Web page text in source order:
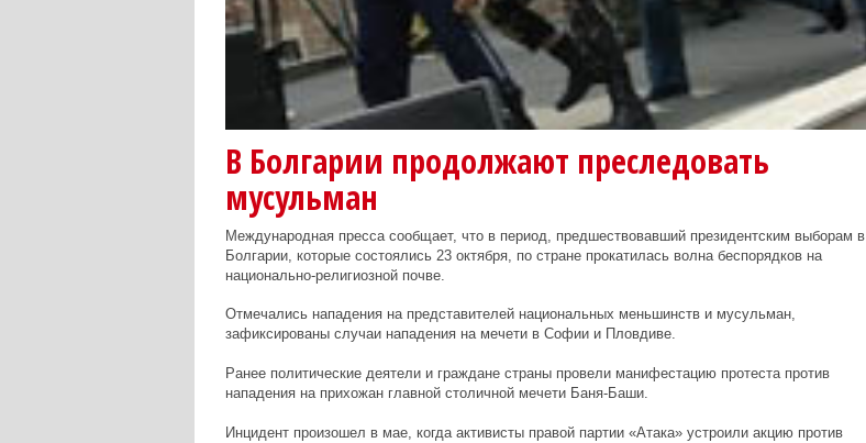
В Болгарии продолжают преследовать
мусульман
Международная пресса сообщает, что в период, предшествовавший президентским выборам в
Болгарии, которые состоялись 23 октября, по стране прокатилась волна беспорядков на
национально-религиозной почве.
Отмечались нападения на представителей национальных меньшинств и мусульман,
зафиксированы случаи нападения на мечети в Софии и Пловдиве.
Ранее политические деятели и граждане страны провели манифестацию протеста против
нападения на прихожан главной столичной мечети Баня-Баши.
Инцидент произошел в мае, когда активисты правой партии «Атака» устроили акцию против